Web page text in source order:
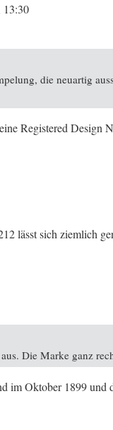
13:30
die neuartig
Registered
lässt sich ziemlich
Die Marke ganz
im Oktober 1899 und